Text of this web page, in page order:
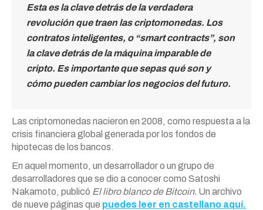
Esta es la clave detrás de la verdadera
revolución que traen las criptomonedas. Los
contratos inteligentes, o “smart contracts”, son
la clave detrás de la máquina imparable de
cripto. Es importante que sepas qué son y
cómo pueden cambiar los negocios del futuro.
Las criptomonedas nacieron en 2008, como respuesta a la
crisis financiera global generada por los fondos de
hipotecas de los bancos.
En aquel momento, un desarrollador o un grupo de
desarrolladores que se dio a conocer como Satoshi
Nakamoto, publicó El libro blanco de Bitcoin. Un archivo
de nueve páginas que puedes leer en castellano aquí.